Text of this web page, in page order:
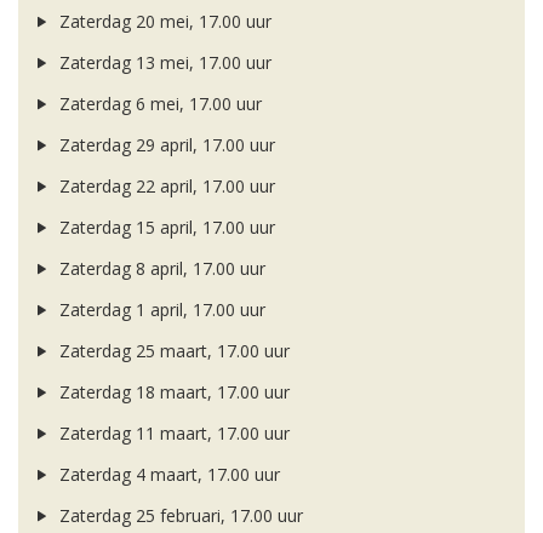
Zaterdag 20 mei, 17.00 uur
Zaterdag 13 mei, 17.00 uur
Zaterdag 6 mei, 17.00 uur
Zaterdag 29 april, 17.00 uur
Zaterdag 22 april, 17.00 uur
Zaterdag 15 april, 17.00 uur
Zaterdag 8 april, 17.00 uur
Zaterdag 1 april, 17.00 uur
Zaterdag 25 maart, 17.00 uur
Zaterdag 18 maart, 17.00 uur
Zaterdag 11 maart, 17.00 uur
Zaterdag 4 maart, 17.00 uur
Zaterdag 25 februari, 17.00 uur